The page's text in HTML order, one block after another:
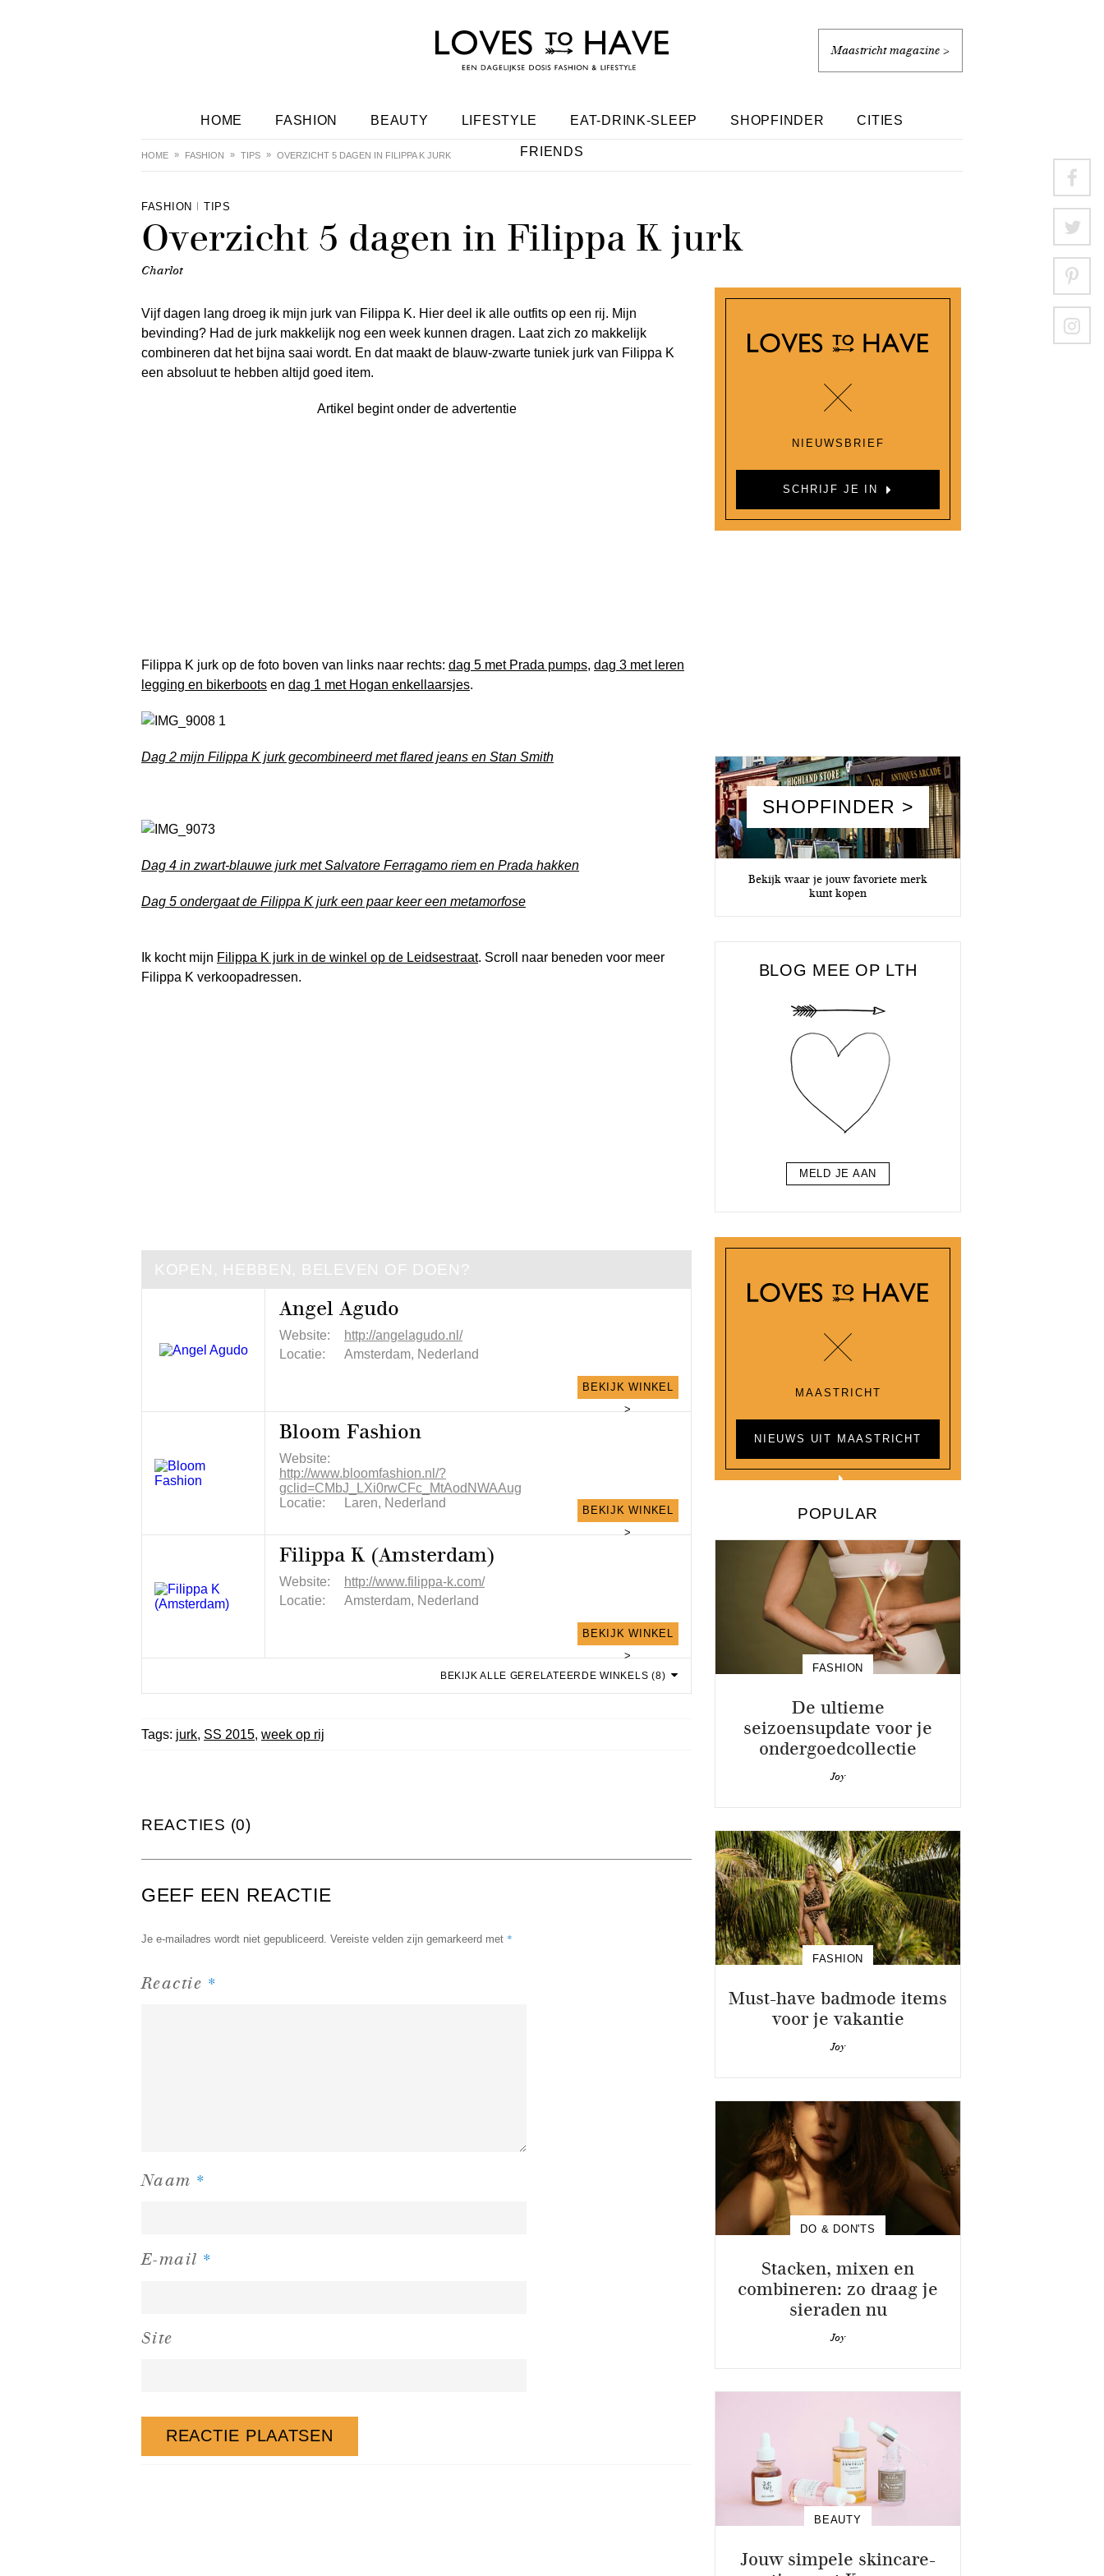
Maastricht magazine >
HOME FASHION BEAUTY LIFESTYLE EAT-DRINK-SLEEP SHOPFINDER CITIES
FRIENDS
HOME FASHION TIPS OVERZICHT 5 DAGEN IN FILIPPA K JURK
FASHION TIPS
Overzicht 5 dagen in Filippa K jurk
Charlot
Vijf dagen lang droeg ik mijn jurk van Filippa K. Hier deel ik alle outfits op een rij. Mijn
bevinding? Had de jurk makkelijk nog een week kunnen dragen. Laat zich zo makkelijk
combineren dat het bijna saai wordt. En dat maakt de blauw-zwarte tuniek jurk van Filippa K
een absoluut te hebben altijd goed item.
Artikel begint onder de advertentie
Filippa K jurk op de foto boven van links naar rechts: dag 5 met Prada pumps, dag 3 met leren
legging en bikerboots en dag 1 met Hogan enkellaarsjes.
Dag 2 mijn Filippa K jurk gecombineerd met flared jeans en Stan Smith
Dag 4 in zwart-blauwe jurk met Salvatore Ferragamo riem en Prada hakken
Dag 5 ondergaat de Filippa K jurk een paar keer een metamorfose
Ik kocht mijn Filippa K jurk in de winkel op de Leidsestraat. Scroll naar beneden voor meer
Filippa K verkoopadressen.
KOPEN, HEBBEN, BELEVEN OF DOEN?
Angel Agudo
Website:
http://angelagudo.nl/
Locatie:
Amsterdam, Nederland
BEKIJK WINKEL
>
Bloom Fashion
Website:
http://www.bloomfashion.nl/?
gclid=CMbJ_LXi0rwCFc_MtAodNWAAug
Locatie:
Laren, Nederland
BEKIJK WINKEL
>
Filippa K (Amsterdam)
Website:
http://www.filippa-k.com/
Locatie:
Amsterdam, Nederland
BEKIJK WINKEL
>
BEKIJK ALLE GERELATEERDE WINKELS (8)
Tags: jurk, SS 2015, week op rij
REACTIES (0)
GEEF EEN REACTIE
Je e-mailadres wordt niet gepubliceerd. Vereiste velden zijn gemarkeerd met *
Reactie *
Naam *
E-mail *
Site
NIEUWSBRIEF
SCHRIJF JE IN
SHOPFINDER >
Bekijk waar je jouw favoriete merk
kunt kopen
BLOG MEE OP LTH
MELD JE AAN
MAASTRICHT
NIEUWS UIT MAASTRICHT
POPULAR
FASHION
De ultieme
seizoensupdate voor je
ondergoedcollectie
Joy
FASHION
Must-have badmode items
voor je vakantie
Joy
DO & DON'TS
Stacken, mixen en
combineren: zo draag je
sieraden nu
Joy
BEAUTY
Jouw simpele skincare-